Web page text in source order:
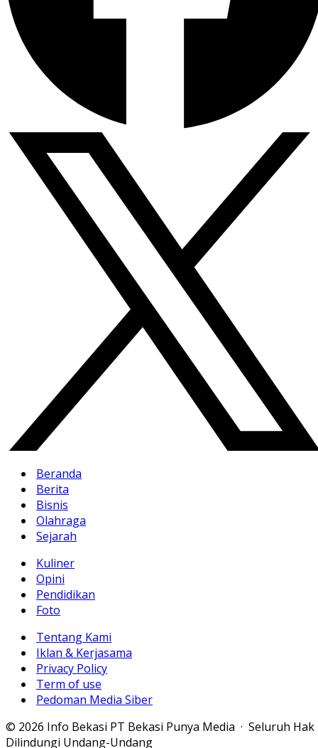
Beranda
Berita
Bisnis
Olahraga
Sejarah
Kuliner
Opini
Pendidikan
Foto
Tentang Kami
Iklan & Kerjasama
Privacy Policy
Term of use
Pedoman Media Siber
© 2026 Info Bekasi PT Bekasi Punya Media · Seluruh Hak
Dilindungi Undang-Undang